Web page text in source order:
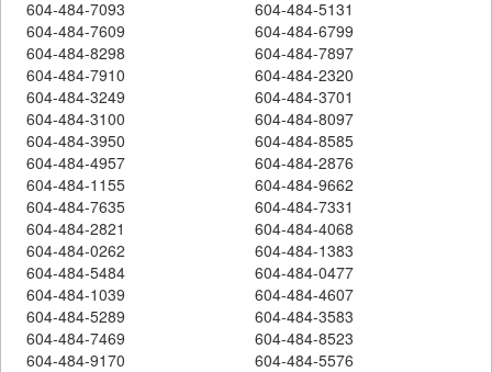
604-484-7093
604-484-5131
604-484-7609
604-484-6799
604-484-8298
604-484-7897
604-484-7910
604-484-2320
604-484-3249
604-484-3701
604-484-3100
604-484-8097
604-484-3950
604-484-8585
604-484-4957
604-484-2876
604-484-1155
604-484-9662
604-484-7635
604-484-7331
604-484-2821
604-484-4068
604-484-0262
604-484-1383
604-484-5484
604-484-0477
604-484-1039
604-484-4607
604-484-5289
604-484-3583
604-484-7469
604-484-8523
604-484-9170
604-484-5576